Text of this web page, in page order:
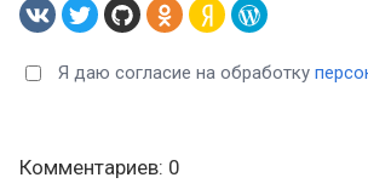
Я даю согласие на обработку
Комментариев: 0